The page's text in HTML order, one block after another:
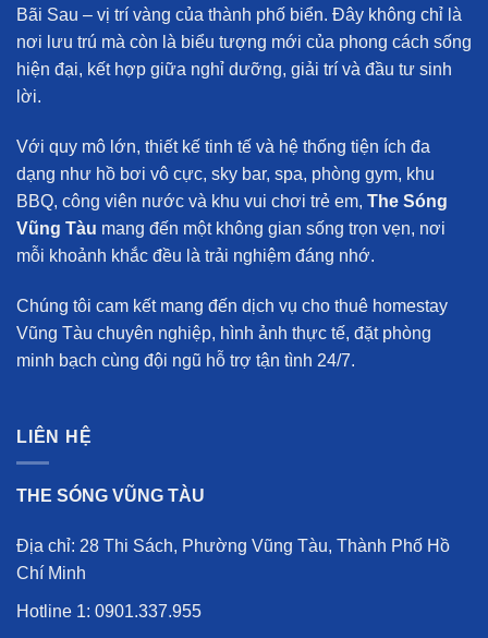
Bãi Sau – vị trí vàng của thành phố biển. Đây không chỉ là
nơi lưu trú mà còn là biểu tượng mới của phong cách sống
hiện đại, kết hợp giữa nghỉ dưỡng, giải trí và đầu tư sinh
lời.
Với quy mô lớn, thiết kế tinh tế và hệ thống tiện ích đa
dạng như hồ bơi vô cực, sky bar, spa, phòng gym, khu
BBQ, công viên nước và khu vui chơi trẻ em, The Sóng
Vũng Tàu mang đến một không gian sống trọn vẹn, nơi
mỗi khoảnh khắc đều là trải nghiệm đáng nhớ.
Chúng tôi cam kết mang đến dịch vụ cho thuê homestay
Vũng Tàu chuyên nghiệp, hình ảnh thực tế, đặt phòng
minh bạch cùng đội ngũ hỗ trợ tận tình 24/7.
LIÊN HỆ
THE SÓNG VŨNG TÀU
Địa chỉ: 28 Thi Sách, Phường Vũng Tàu, Thành Phố Hồ
Chí Minh
Hotline 1: 0901.337.955